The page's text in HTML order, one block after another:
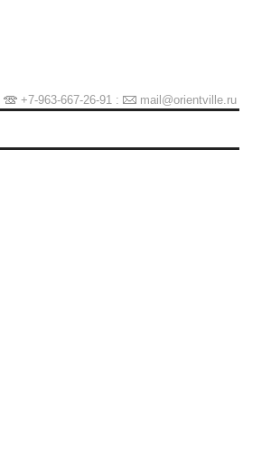
+7-963-667-26-91 : mail@orientville.ru